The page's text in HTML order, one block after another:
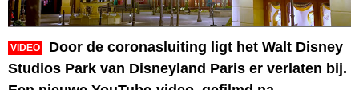
VIDEO
Door de coronasluiting ligt het Walt Disney
Studios Park van Disneyland Paris er verlaten bij.